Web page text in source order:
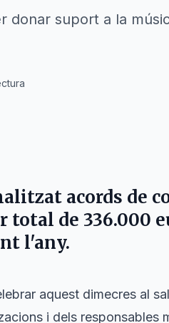
donar suport a la
acords de
total de 336.000
l'any.
aquest dimecres al
i dels responsables